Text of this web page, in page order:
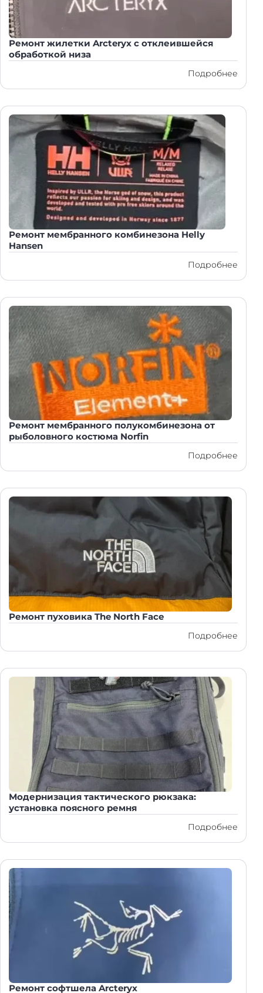
Ремонт жилетки Arcteryx с отклеившейся
обработкой низа
Подробнее
Ремонт мембранного комбинезона Helly
Hansen
Подробнее
Ремонт мембранного полукомбинезона от
рыболовного костюма Norfin
Подробнее
Ремонт пуховика The North Face
Подробнее
Модернизация тактического рюкзака:
установка поясного ремня
Подробнее
Ремонт софтшела Arcteryx